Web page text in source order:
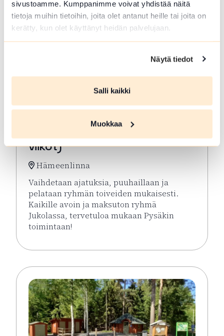
sivustoamme. Kumppanimme voivat yhdistää näitä
tietoja muihin tietoihin, joita olet antanut heille tai joita on
kerätty, kun olet käyttänyt heidän palvelujaan.
Näytä tiedot
Salli kaikki
Muokkaa
ELO 10 2026
Virkeyttä Viikkoon (parittomat
viikot)
Hämeenlinna
Vaihdetaan ajatuksia, puuhaillaan ja
pelataan ryhmän toiveiden mukaisesti.
Kaikille avoin ja maksuton ryhmä
Jukolassa, tervetuloa mukaan Pysäkin
toimintaan!
Lue lisää tapahtumasta Virkeyttä Viikkoon